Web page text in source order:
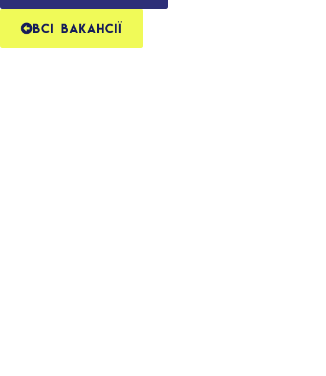
Всі вакансії